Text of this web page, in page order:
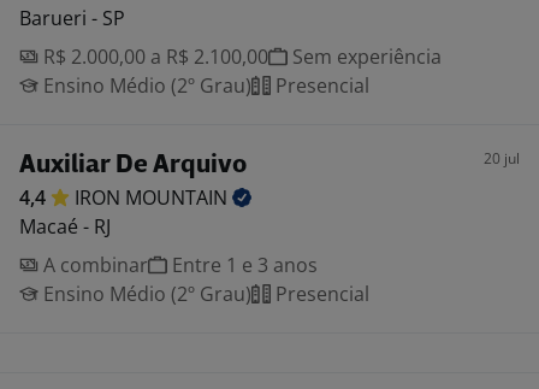
Barueri - SP
R$ 2.000,00 a R$ 2.100,00
Sem experiência
Ensino Médio (2º Grau)
Presencial
Auxiliar De Arquivo 20 jul
4,4 IRON MOUNTAIN
Macaé - RJ
A combinar
Entre 1 e 3 anos
Ensino Médio (2º Grau)
Presencial